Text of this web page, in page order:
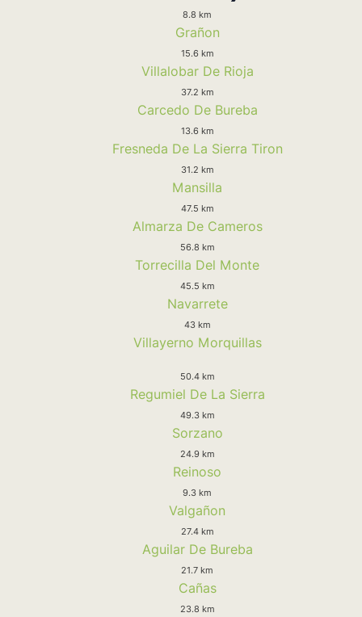
8.8 km
Grañon
15.6 km
Villalobar De Rioja
37.2 km
Carcedo De Bureba
13.6 km
Fresneda De La Sierra Tiron
31.2 km
Mansilla
47.5 km
Almarza De Cameros
56.8 km
Torrecilla Del Monte
45.5 km
Navarrete
43 km
Villayerno Morquillas
50.4 km
Regumiel De La Sierra
49.3 km
Sorzano
24.9 km
Reinoso
9.3 km
Valgañon
27.4 km
Aguilar De Bureba
21.7 km
Cañas
23.8 km